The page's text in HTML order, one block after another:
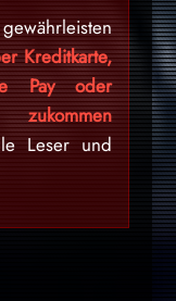
Kreditkarte,
Pay oder
zukommen
Leser und